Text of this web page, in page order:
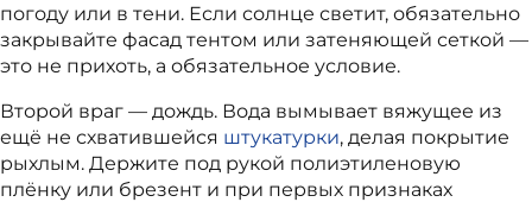
погоду или в тени. Если солнце светит, обязательно
закрывайте фасад тентом или затеняющей сеткой —
это не прихоть, а обязательное условие.
Второй враг — дождь. Вода вымывает вяжущее из
ещё не схватившейся штукатурки, делая покрытие
рыхлым. Держите под рукой полиэтиленовую
плёнку или брезент и при первых признаках